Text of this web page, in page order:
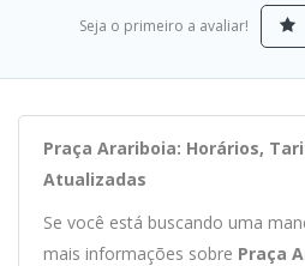
Seja o primeiro a avaliar!
Praça Arariboia: Horários,
Atualizadas
Se você está buscando uma
mais informações sobre Praça